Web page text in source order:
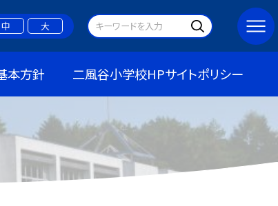
中 大
本方針 二風谷小学校HPサイトポリシー